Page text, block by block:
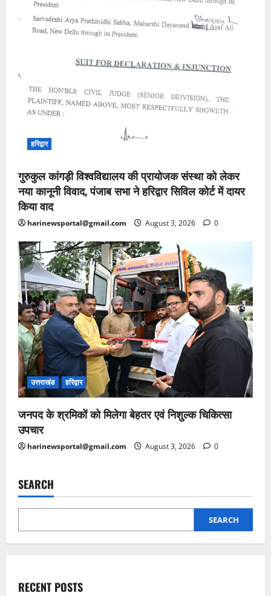
हरिद्वार
गुरुकुल कांगड़ी विश्वविद्यालय की प्रायोजक संस्था को लेकर
नया कानूनी विवाद, पंजाब सभा ने हरिद्वार सिविल कोर्ट में दायर
किया वाद
harinewsportal@gmail.com August 3, 2026 0
उत्तराखंड हरिद्वार
जनपद के श्रमिकों को मिलेगा बेहतर एवं निशुल्क चिकित्सा
उपचार
harinewsportal@gmail.com August 3, 2026 0
SEARCH
SEARCH
RECENT POSTS